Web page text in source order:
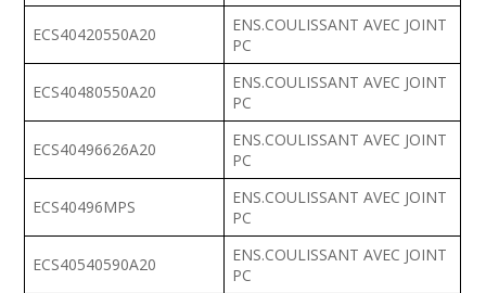
ECS40420550A20
ENS.COULISSANT AVEC JOINT
PC
ECS40480550A20
ENS.COULISSANT AVEC JOINT
PC
ECS40496626A20
ENS.COULISSANT AVEC JOINT
PC
ECS40496MPS
ENS.COULISSANT AVEC JOINT
PC
ECS40540590A20
ENS.COULISSANT AVEC JOINT
PC